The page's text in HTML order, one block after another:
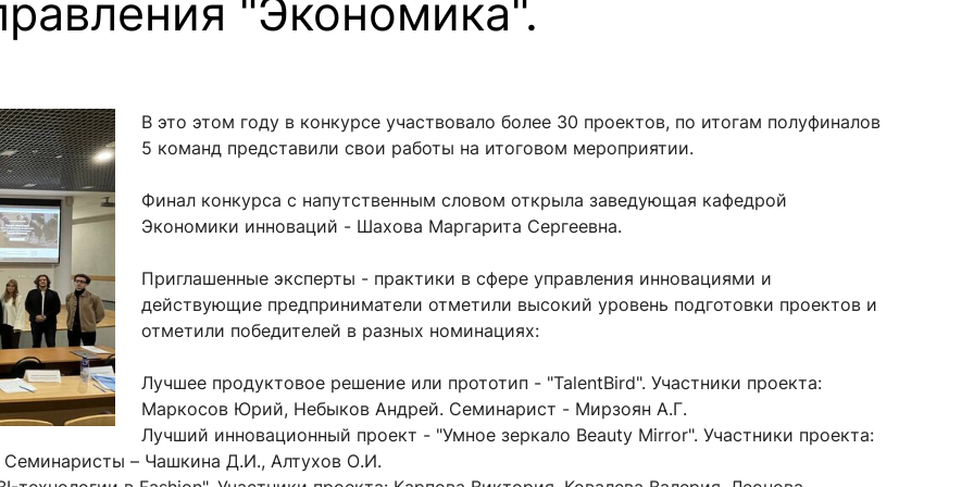
Закрепление
и трудоустройство
трудоустройству
/ мероприятия
Читальный зал
Издания факультета
Информационно-аналитический отдел
Студентам
факультета»
«Экономика»
"Экономика".
В это этом году в конкурсе участвовало более 30 проектов, по итогам полуфиналов
5 команд представили свои работы на итоговом мероприятии.
Финал конкурса с напутственным словом открыла заведующая кафедрой
Экономики инноваций - Шахова Маргарита Сергеевна.
Приглашенные эксперты - практики в сфере управления инновациями и
действующие предприниматели отметили высокий уровень подготовки проектов и
отметили победителей в разных номинациях:
Лучшее продуктовое решение или прототип - "TalentBird". Участники проекта:
Маркосов Юрий, Небыков Андрей. Семинарист - Мирзоян А.Г.
Лучший инновационный проект - "Умное зеркало Beauty Mirror". Участники проекта:
Семинаристы – Чашкина Д.И., Алтухов О.И.